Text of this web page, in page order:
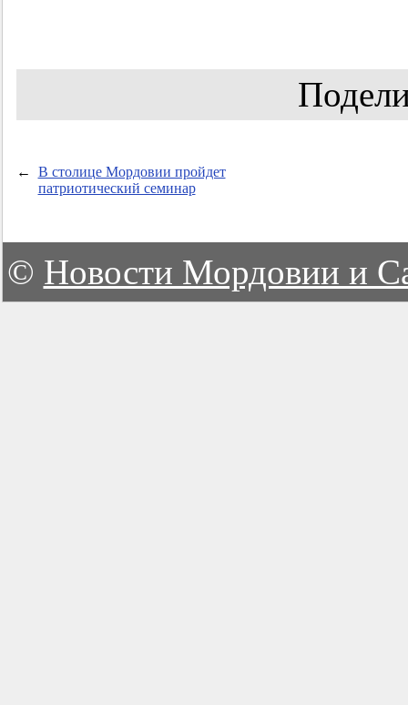
←
В столице Мордовии пройдет
патриотический семинар
© Новости Мордовии и